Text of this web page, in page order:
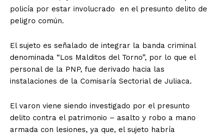
policía por estar involucrado en el presunto delito de
peligro común.
El sujeto es señalado de integrar la banda criminal
denominada “Los Malditos del Torno”, por lo que el
personal de la PNP, fue derivado hacia las
instalaciones de la Comisaría Sectorial de Juliaca.
El varon viene siendo investigado por el presunto
delito contra el patrimonio – asalto y robo a mano
armada con lesiones, ya que, el sujeto habría